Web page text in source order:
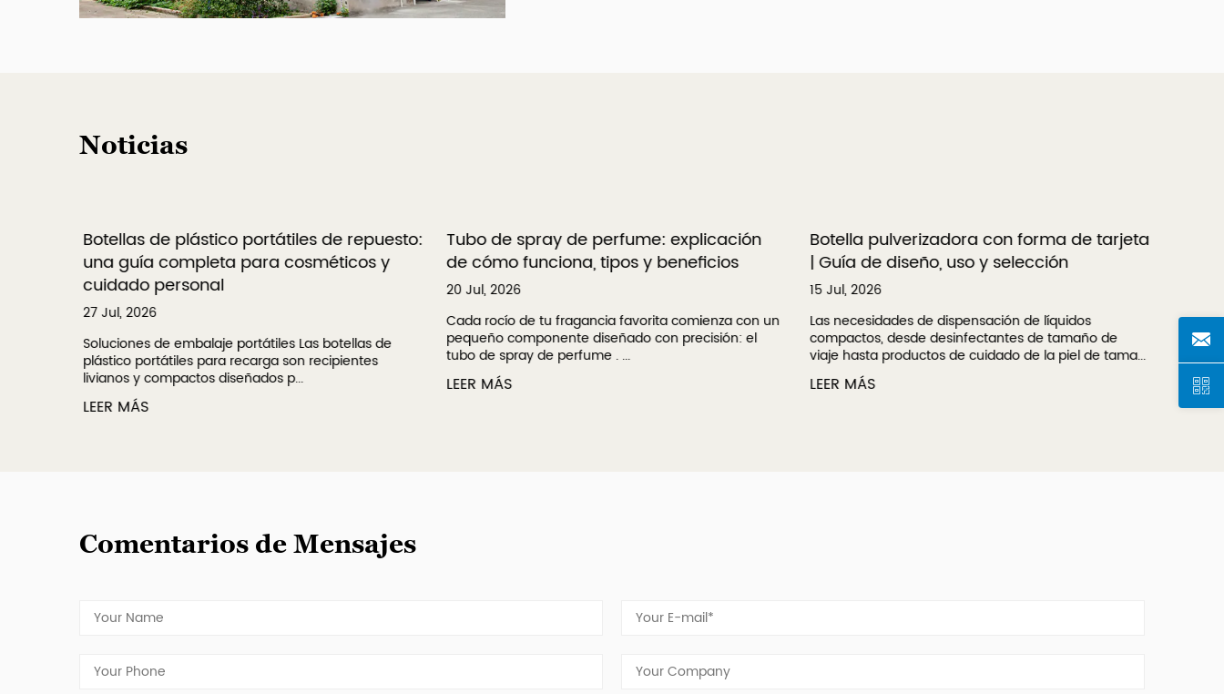
Noticias
Botellas de plástico portátiles de repuesto:
una guía completa para cosméticos y
cuidado personal
27 Jul, 2026
Soluciones de embalaje portátiles Las botellas de
plástico portátiles para recarga son recipientes
livianos y compactos diseñados p...
LEER MÁS
Tubo de spray de perfume: explicación
de cómo funciona, tipos y beneficios
20 Jul, 2026
Cada rocío de tu fragancia favorita comienza con un
pequeño componente diseñado con precisión: el
tubo de spray de perfume . ...
LEER MÁS
Botella pulverizadora con forma de tarjeta
| Guía de diseño, uso y selección
15 Jul, 2026
Las necesidades de dispensación de líquidos
compactos, desde desinfectantes de tamaño de
viaje hasta productos de cuidado de la piel de tama...
LEER MÁS
A
LEER
Comentarios de Mensajes